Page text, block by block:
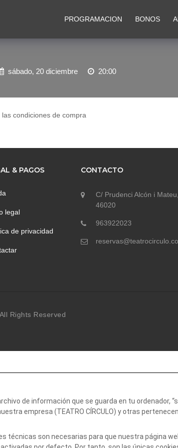
PROGRAMACION BONOS
sábado, 20 diciembre 20:00
condiciones de compra
& PAGOS
legal
de privacidad
CONTACTO
C/ Prudenci Alcón i
46020
963922023
All Rights Reserved
de información que se guarda en tu ordenador,
empresa (TEATRO CÍRCULO) y otras
técnicas son necesarias para que nuestra página